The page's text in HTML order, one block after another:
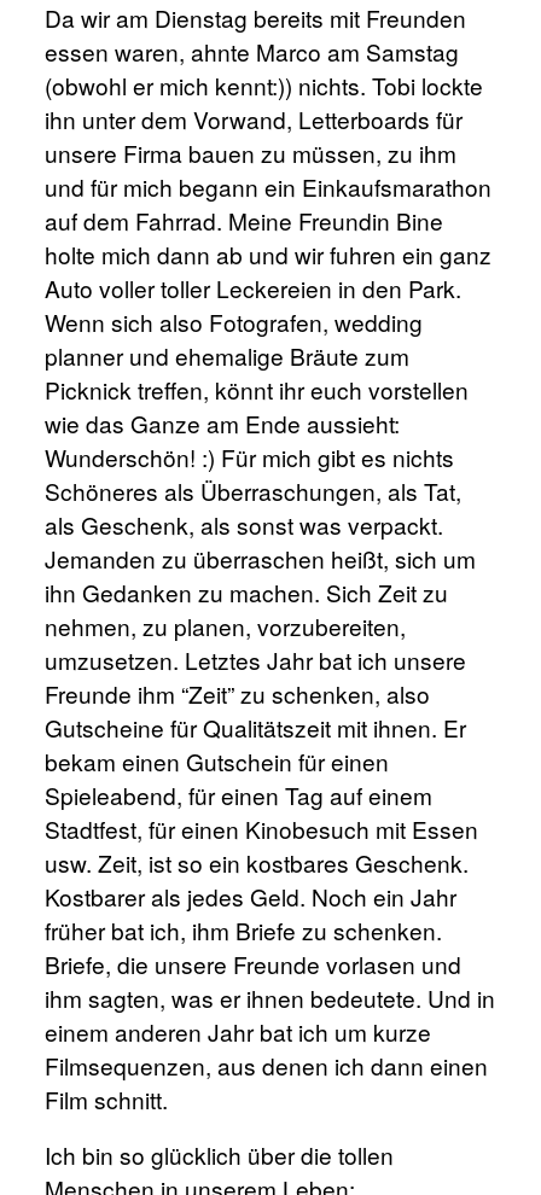
Da wir am Dienstag bereits mit Freunden
essen waren, ahnte Marco am Samstag
(obwohl er mich kennt:)) nichts. Tobi lockte
ihn unter dem Vorwand, Letterboards für
unsere Firma bauen zu müssen, zu ihm
und für mich begann ein Einkaufsmarathon
auf dem Fahrrad. Meine Freundin Bine
holte mich dann ab und wir fuhren ein ganz
Auto voller toller Leckereien in den Park.
Wenn sich also Fotografen, wedding
planner und ehemalige Bräute zum
Picknick treffen, könnt ihr euch vorstellen
wie das Ganze am Ende aussieht:
Wunderschön! :) Für mich gibt es nichts
Schöneres als Überraschungen, als Tat,
als Geschenk, als sonst was verpackt.
Jemanden zu überraschen heißt, sich um
ihn Gedanken zu machen. Sich Zeit zu
nehmen, zu planen, vorzubereiten,
umzusetzen. Letztes Jahr bat ich unsere
Freunde ihm “Zeit” zu schenken, also
Gutscheine für Qualitätszeit mit ihnen. Er
bekam einen Gutschein für einen
Spieleabend, für einen Tag auf einem
Stadtfest, für einen Kinobesuch mit Essen
usw. Zeit, ist so ein kostbares Geschenk.
Kostbarer als jedes Geld. Noch ein Jahr
früher bat ich, ihm Briefe zu schenken.
Briefe, die unsere Freunde vorlasen und
ihm sagten, was er ihnen bedeutete. Und in
einem anderen Jahr bat ich um kurze
Filmsequenzen, aus denen ich dann einen
Film schnitt.
Ich bin so glücklich über die tollen
Menschen in unserem Leben: